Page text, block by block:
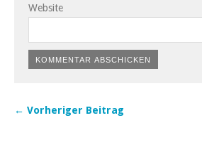
Website
← Vorheriger Beitrag